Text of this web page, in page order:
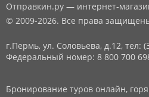
Отправкин.ру — интернет-
© 2009-2026. Все права
г.Пермь, ул. Соловьева, д.12, тел:
Федеральный номер: 8 800 700
Бронирование туров онлайн,